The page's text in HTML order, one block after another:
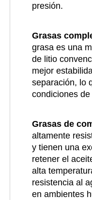
presión.
Grasas
grasa es una
de litio
mejor
separación, lo
condiciones
Grasas de
altamente
y tienen una
retener el
alta
resistencia al
en ambientes